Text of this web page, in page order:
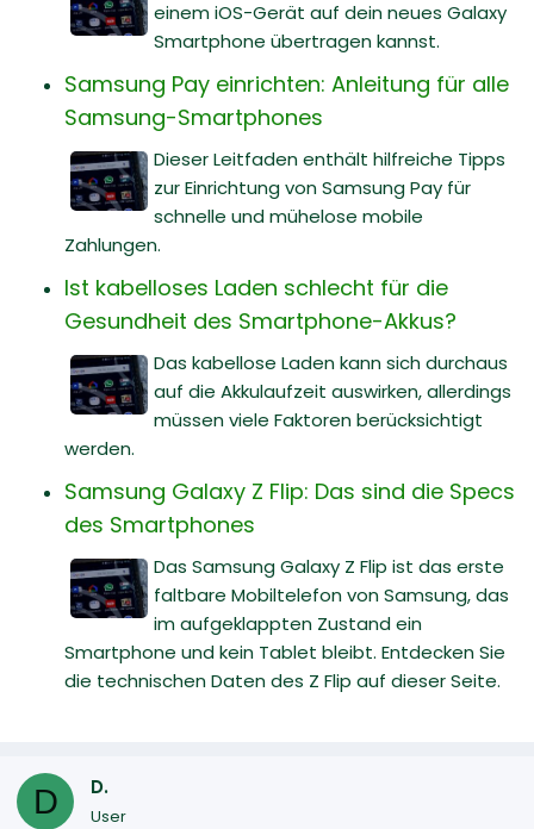
einem iOS-Gerät auf dein neues Galaxy
Smartphone übertragen kannst.
Samsung Pay einrichten: Anleitung für alle
Samsung-Smartphones
Dieser Leitfaden enthält hilfreiche Tipps
zur Einrichtung von Samsung Pay für
schnelle und mühelose mobile
Zahlungen.
Ist kabelloses Laden schlecht für die
Gesundheit des Smartphone-Akkus?
Das kabellose Laden kann sich durchaus
auf die Akkulaufzeit auswirken, allerdings
müssen viele Faktoren berücksichtigt
werden.
Samsung Galaxy Z Flip: Das sind die Specs
des Smartphones
Das Samsung Galaxy Z Flip ist das erste
faltbare Mobiltelefon von Samsung, das
im aufgeklappten Zustand ein
Smartphone und kein Tablet bleibt. Entdecken Sie
die technischen Daten des Z Flip auf dieser Seite.
D D.
User